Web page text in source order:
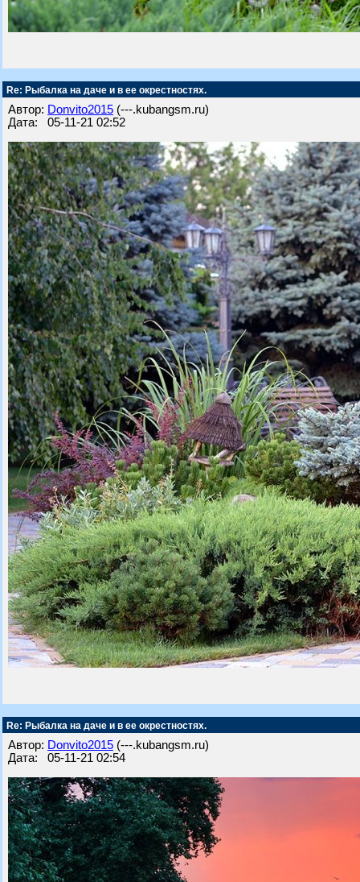
Re: Рыбалка на даче и в ее окрестностях.
Автор: Donvito2015 (---.kubangsm.ru)
Дата: 05-11-21 02:52
Re: Рыбалка на даче и в ее окрестностях.
Автор: Donvito2015 (---.kubangsm.ru)
Дата: 05-11-21 02:54